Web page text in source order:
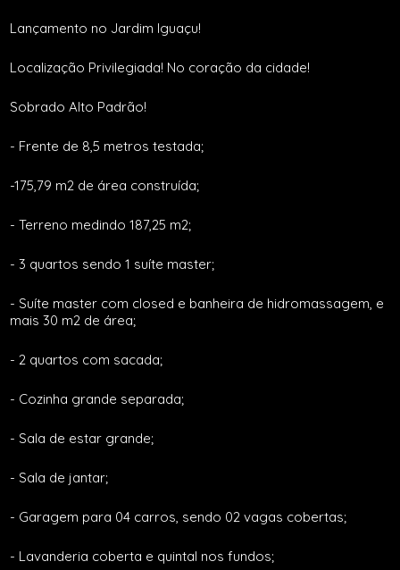
Lançamento no Jardim Iguaçu!
Localização Privilegiada! No coração da cidade!
Sobrado Alto Padrão!
- Frente de 8,5 metros testada;
-175,79 m2 de área construída;
- Terreno medindo 187,25 m2;
- 3 quartos sendo 1 suíte master;
- Suíte master com closed e banheira de hidromassagem, e
mais 30 m2 de área;
- 2 quartos com sacada;
- Cozinha grande separada;
- Sala de estar grande;
- Sala de jantar;
- Garagem para 04 carros, sendo 02 vagas cobertas;
- Lavanderia coberta e quintal nos fundos;